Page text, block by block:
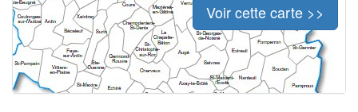
Voir cette carte >>